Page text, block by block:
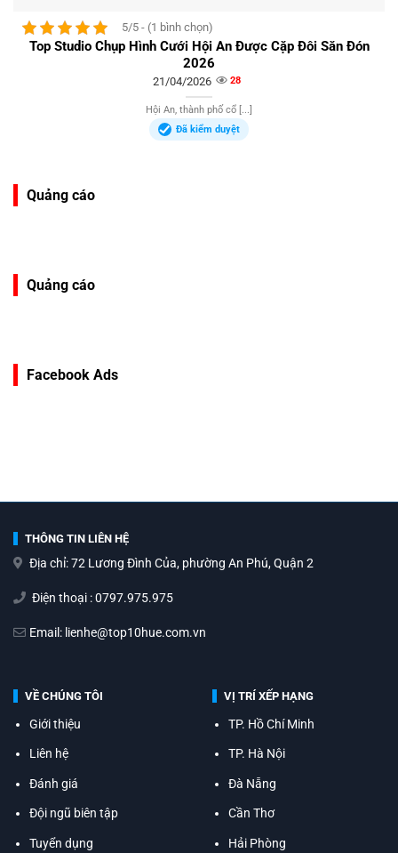
5/5 - (1 bình chọn)
Top Studio Chụp Hình Cưới Hội An Được Cặp Đôi Săn Đón
2026
21/04/2026 28
Hội An, thành phố cổ [...]
Đã kiểm duyệt
Quảng cáo
Quảng cáo
Facebook Ads
THÔNG TIN LIÊN HỆ
Địa chỉ: 72 Lương Đình Của, phường An Phú, Quận 2
Điện thoại : 0797.975.975
Email: lienhe@top10hue.com.vn
VỀ CHÚNG TÔI
Giới thiệu
Liên hệ
Đánh giá
Đội ngũ biên tập
Tuyển dụng
VỊ TRÍ XẾP HẠNG
TP. Hồ Chí Minh
TP. Hà Nội
Đà Nẵng
Cần Thơ
Hải Phòng